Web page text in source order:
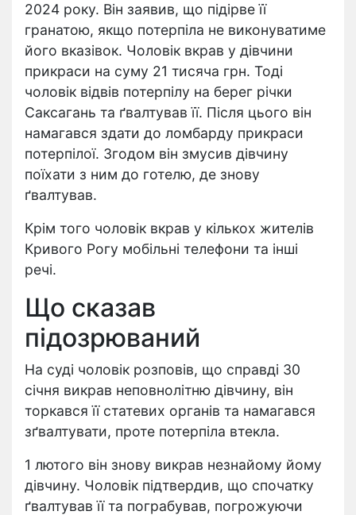
2024 року. Він заявив, що підірве її
гранатою, якщо потерпіла не виконуватиме
його вказівок. Чоловік вкрав у дівчини
прикраси на суму 21 тисяча грн. Тоді
чоловік відвів потерпілу на берег річки
Саксагань та ґвалтував її. Після цього він
намагався здати до ломбарду прикраси
потерпілої. Згодом він змусив дівчину
поїхати з ним до готелю, де знову
ґвалтував.
Крім того чоловік вкрав у кількох жителів
Кривого Рогу мобільні телефони та інші
речі.
Що сказав
підозрюваний
На суді чоловік розповів, що справді 30
січня викрав неповнолітню дівчину, він
торкався її статевих органів та намагався
зґвалтувати, проте потерпіла втекла.
1 лютого він знову викрав незнайому йому
дівчину. Чоловік підтвердив, що спочатку
ґвалтував її та пограбував, погрожуючи